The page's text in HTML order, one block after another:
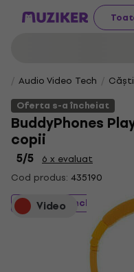
Audio Video Tech Căști
Oferta s-a încheiat
BuddyPhones
copii
5/5
6 x evaluat
Cod produs: 435190
Video
Oferta s-a încheiat